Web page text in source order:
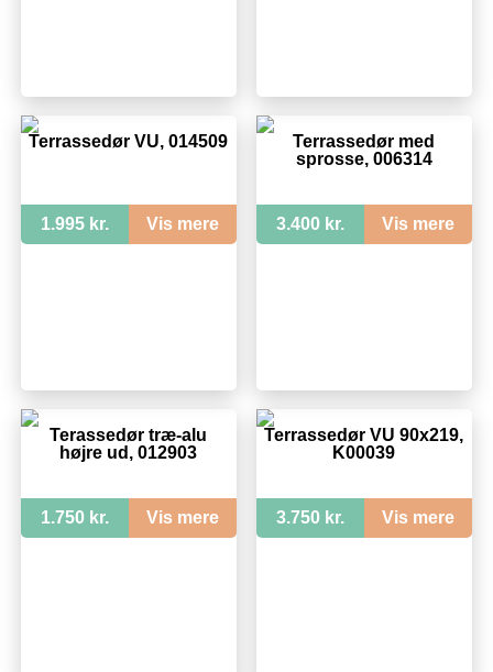
Terrassedør VU, 014509
1.995 kr. Vis mere
Terrassedør med
sprosse, 006314
3.400 kr. Vis mere
Terassedør træ-alu
højre ud, 012903
1.750 kr. Vis mere
Terrassedør VU 90x219,
K00039
3.750 kr. Vis mere